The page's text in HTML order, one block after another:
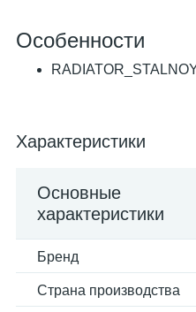
Особенности
Характеристики
Основные
характеристики
Бренд
Страна производства